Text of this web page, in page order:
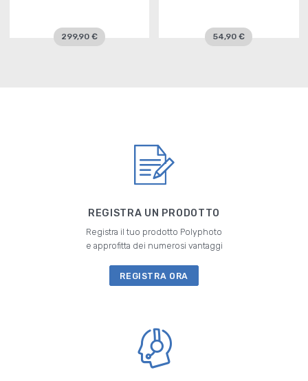
299,90 € 54,90 €
REGISTRA UN PRODOTTO
Registra il tuo prodotto Polyphoto
e approfitta dei numerosi vantaggi
REGISTRA ORA